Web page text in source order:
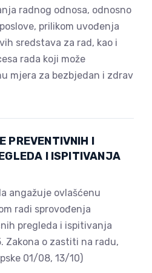
radnog odnosa, odnosno
prilikom uvođenja
sredstava za rad, kao i
rada koji može
mjera za bezbjedan i zdrav
PREVENTIVNIH I
I ISPITIVANJA
angažuje ovlašćenu
radi sprovođenja
pregleda i ispitivanja
Zakona o zastiti na radu,
01/08, 13/10)